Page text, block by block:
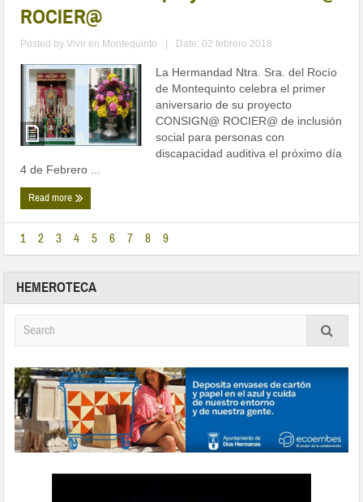
ROCIER@
Posted byVivir en Montequinto Date: 02 febrero 2018
La Hermandad Ntra. Sra. del Rocío
de Montequinto celebra el primer
aniversario de su proyecto
CONSIGN@ ROCIER@ de inclusión
social para personas con
discapacidad auditiva el próximo día
4 de Febrero ...
Read more
1 2 3 4 5 6 7 8 9
HEMEROTECA